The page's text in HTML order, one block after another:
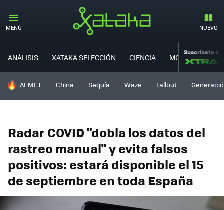
MENÚ NUEVO
ANÁLISIS XATAKA SELECCIÓN CIENCIA MOVILIDAD
Suscríbete a
HOY SE HABLA DE
AEMET China Sequía Waze Fallout
Radar COVID "dobla los datos del
rastreo manual" y evita falsos
positivos: estará disponible el 15
de septiembre en toda España